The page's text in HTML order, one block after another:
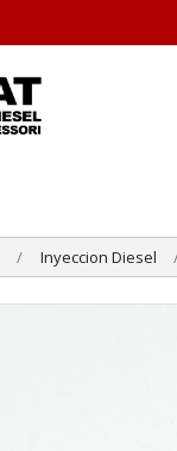
Inyeccion Diesel